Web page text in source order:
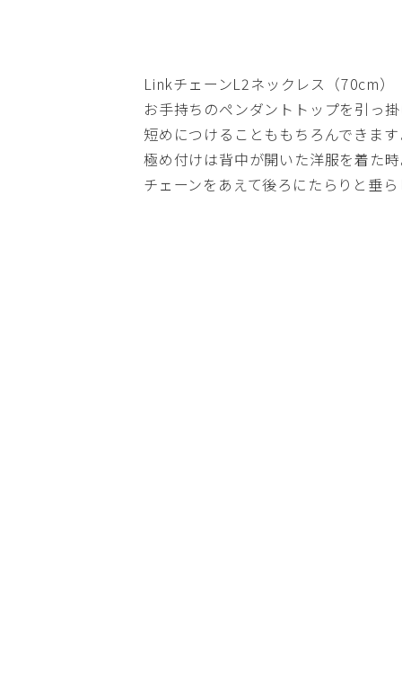
LinkチェーンL2ネックレス（70cm）
お手持ちのペンダントトップを引っ
短めにつけることももちろんできます
極め付けは背中が開いた洋服を着た時
チェーンをあえて後ろにたらりと垂